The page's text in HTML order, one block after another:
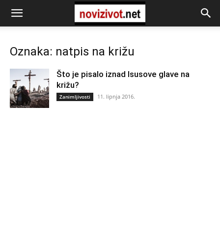
Oznaka: natpis na križu
Što je pisalo iznad Isusove glave na
križu?
Zanimljivosti 11. lipnja 2016.